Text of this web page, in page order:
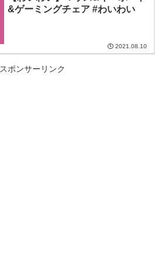
&ゲーミングチェア #わいわい
2021.08.10
スポンサーリンク